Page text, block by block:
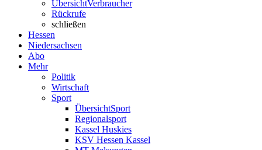
ÜbersichtVerbraucher
Rückrufe
schließen
Hessen
Niedersachsen
Abo
Mehr
Politik
Wirtschaft
Sport
ÜbersichtSport
Regionalsport
Kassel Huskies
KSV Hessen Kassel